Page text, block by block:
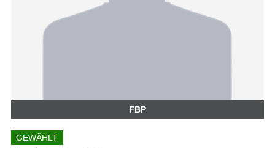
FBP
GEWÄHLT